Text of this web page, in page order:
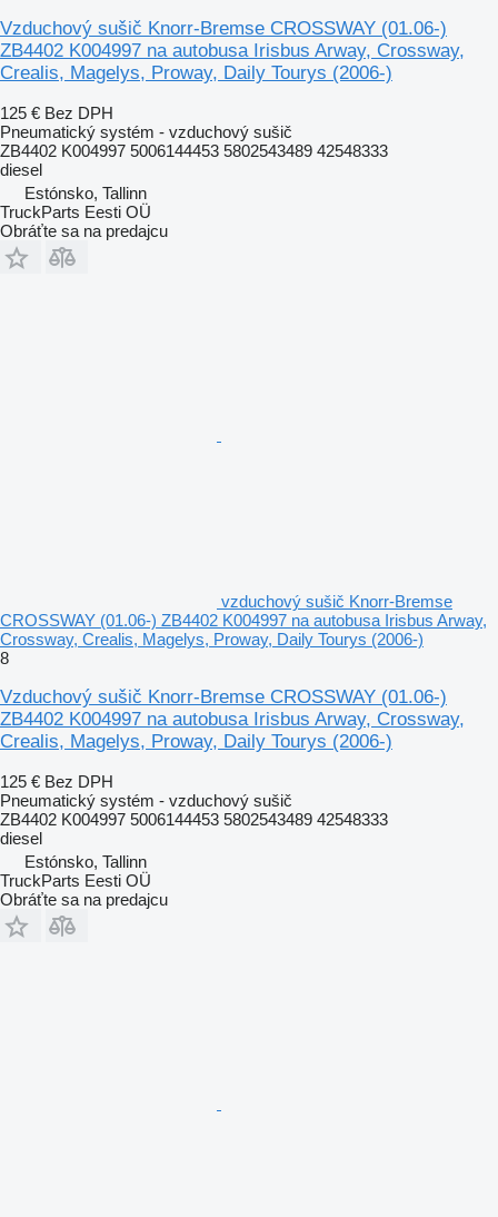
Vzduchový sušič Knorr-Bremse CROSSWAY (01.06-)
ZB4402 K004997 na autobusa Irisbus Arway, Crossway,
Crealis, Magelys, Proway, Daily Tourys (2006-)
125 € Bez DPH
Pneumatický systém - vzduchový sušič
ZB4402 K004997 5006144453 5802543489 42548333
diesel
Estónsko, Tallinn
TruckParts Eesti OÜ
Obráťte sa na predajcu
vzduchový sušič Knorr-Bremse
CROSSWAY (01.06-) ZB4402 K004997 na autobusa Irisbus Arway,
Crossway, Crealis, Magelys, Proway, Daily Tourys (2006-)
8
Vzduchový sušič Knorr-Bremse CROSSWAY (01.06-)
ZB4402 K004997 na autobusa Irisbus Arway, Crossway,
Crealis, Magelys, Proway, Daily Tourys (2006-)
125 € Bez DPH
Pneumatický systém - vzduchový sušič
ZB4402 K004997 5006144453 5802543489 42548333
diesel
Estónsko, Tallinn
TruckParts Eesti OÜ
Obráťte sa na predajcu